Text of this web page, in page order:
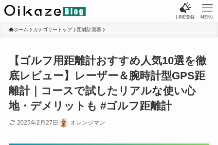
LINE登録 MENU
ホーム カテゴリートップ 距離計測器
【ゴルフ用距離計おすすめ人気10選を徹
底レビュー】レーザー＆腕時計型GPS距
離計｜コースで試したリアルな使い心
地・デメリットも #ゴルフ距離計
2025年2月27日 オレンジマン